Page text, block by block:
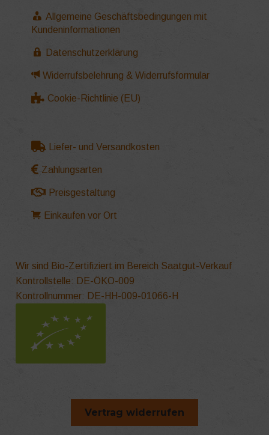
Allgemeine Geschäftsbedingungen mit
Kundeninformationen
Datenschutzerklärung
Widerrufsbelehrung & Widerrufsformular
Cookie-Richtlinie (EU)
Liefer- und Versandkosten
Zahlungsarten
Preisgestaltung
Einkaufen vor Ort
Wir sind Bio-Zertifiziert im Bereich Saatgut-Verkauf
Kontrollstelle: DE-ÖKO-009
Kontrollnummer: DE-HH-009-01066-H
Vertrag widerrufen